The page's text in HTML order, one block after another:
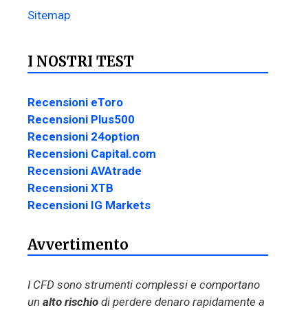
Sitemap
I NOSTRI TEST
Recensioni eToro
Recensioni Plus500
Recensioni 24option
Recensioni Capital.com
Recensioni AVAtrade
Recensioni XTB
Recensioni IG Markets
Avvertimento
I CFD sono strumenti complessi e comportano
un alto rischio di perdere denaro rapidamente a